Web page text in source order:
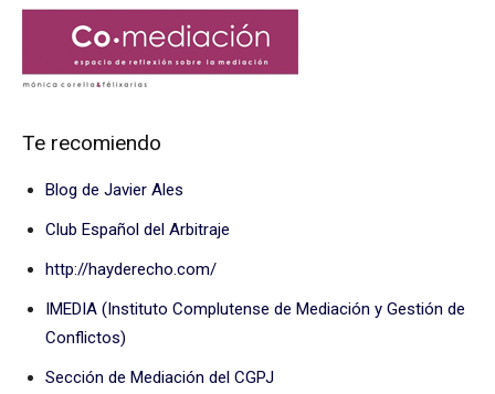
Te recomiendo
Blog de Javier Ales
Club Español del Arbitraje
http://hayderecho.com/
IMEDIA (Instituto Complutense de Mediación y Gestión de
Conflictos)
Sección de Mediación del CGPJ